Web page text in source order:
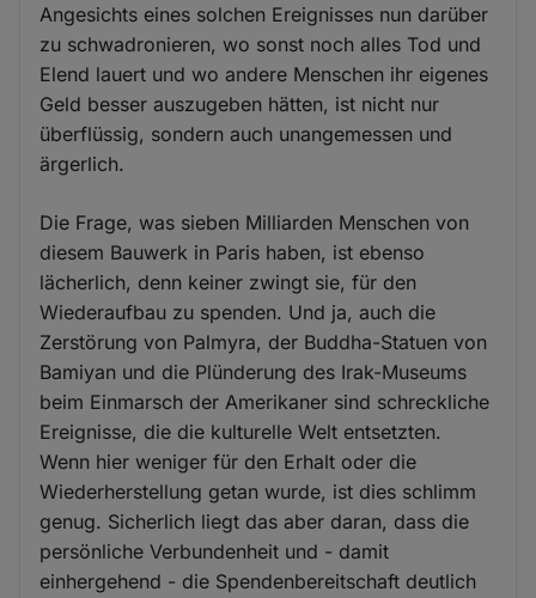
Angesichts eines solchen Ereignisses nun darüber
zu schwadronieren, wo sonst noch alles Tod und
Elend lauert und wo andere Menschen ihr eigenes
Geld besser auszugeben hätten, ist nicht nur
überflüssig, sondern auch unangemessen und
ärgerlich.
Die Frage, was sieben Milliarden Menschen von
diesem Bauwerk in Paris haben, ist ebenso
lächerlich, denn keiner zwingt sie, für den
Wiederaufbau zu spenden. Und ja, auch die
Zerstörung von Palmyra, der Buddha-Statuen von
Bamiyan und die Plünderung des Irak-Museums
beim Einmarsch der Amerikaner sind schreckliche
Ereignisse, die die kulturelle Welt entsetzten.
Wenn hier weniger für den Erhalt oder die
Wiederherstellung getan wurde, ist dies schlimm
genug. Sicherlich liegt das aber daran, dass die
persönliche Verbundenheit und - damit
einhergehend - die Spendenbereitschaft deutlich